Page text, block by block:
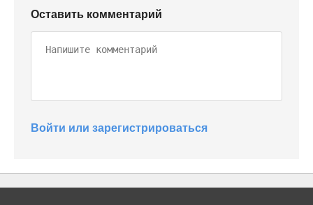
Оставить комментарий
Войти или зарегистрироваться